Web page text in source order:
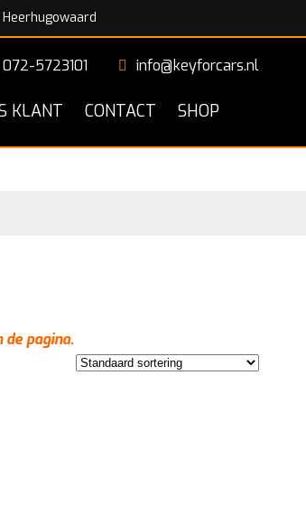
072-5723101 info@keyforcars.nl
KLANT CONTACT SHOP
pagina.